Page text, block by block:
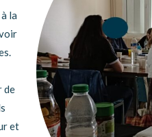
à la
de
et